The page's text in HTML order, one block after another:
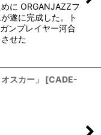
に ORGANJAZZフ
遂に完成した。ト
ンプレイヤー河合
せた
スカー」 [CADE-